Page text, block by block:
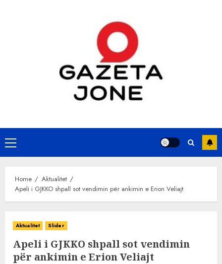
Primary
Menu
Home
Aktualitet
Apeli i GJKKO shpall sot vendimin për ankimin e Erion Veliajt
Aktualitet Slider
Apeli i GJKKO shpall sot vendimin
për ankimin e Erion Veliajt